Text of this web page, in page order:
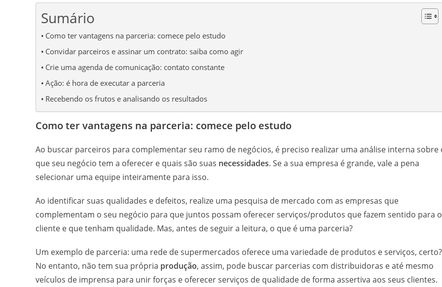
Sumário
Como ter vantagens na parceria: comece pelo estudo
Convidar parceiros e assinar um contrato: saiba como agir
Crie uma agenda de comunicação: contato constante
Ação: é hora de executar a parceria
Recebendo os frutos e analisando os resultados
Como ter vantagens na parceria: comece pelo estudo
Ao buscar parceiros para complementar seu ramo de negócios, é preciso realizar uma análise interna sobre
que seu negócio tem a oferecer e quais são suas necessidades. Se a sua empresa é grande, vale a pena
selecionar uma equipe inteiramente para isso.
Ao identificar suas qualidades e defeitos, realize uma pesquisa de mercado com as empresas que
complementam o seu negócio para que juntos possam oferecer serviços/produtos que fazem sentido para o
cliente e que tenham qualidade. Mas, antes de seguir a leitura, o que é uma parceria?
Um exemplo de parceria: uma rede de supermercados oferece uma variedade de produtos e serviços, certo?
No entanto, não tem sua própria produção, assim, pode buscar parcerias com distribuidoras e até mesmo
veículos de imprensa para unir forças e oferecer serviços de qualidade de forma assertiva aos seus clientes.